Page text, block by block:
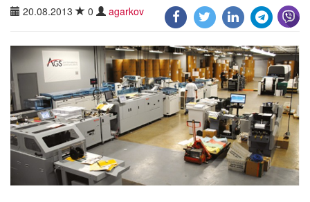
20.08.2013 0 agarkov